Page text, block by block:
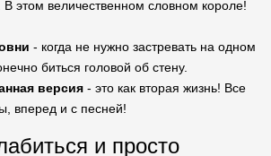
В этом величественном словном короле!
- когда не нужно застревать на одном
биться головой об стену.
версия - это как вторая жизнь! Все
вперед и с песней!
и просто